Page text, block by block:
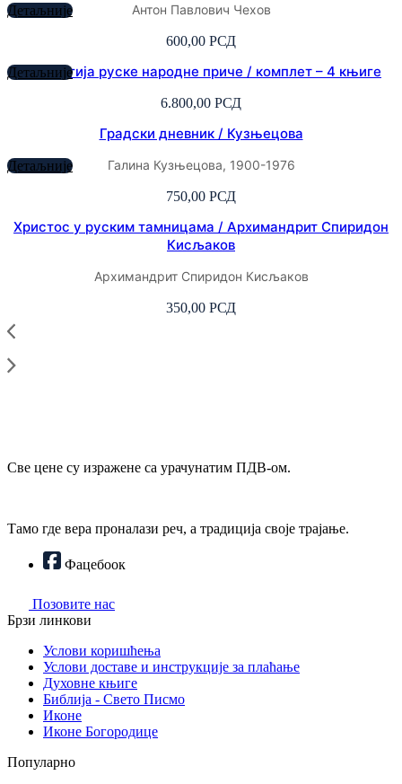
Антон Павлович Чехов
600,00 РСД
Детаљније
Антологија руске народне приче / комплет – 4 књиге
6.800,00 РСД
Детаљније
Градски дневник / Кузњецова
Галина Кузњецова, 1900-1976
750,00 РСД
Детаљније
Христос у руским тамницама / Архимандрит Спиридон
Кисљаков
Архимандрит Спиридон Кисљаков
350,00 РСД
Све цене су изражене са урачунатим ПДВ-ом.
Тамо где вера проналази реч, а традиција своје трајање.
Фацебоок
Позовите нас
Брзи линкови
Услови коришћења
Услови доставе и инструкције за плаћање
Духовне књиге
Библија - Свето Писмо
Иконе
Иконе Богородице
Популарно